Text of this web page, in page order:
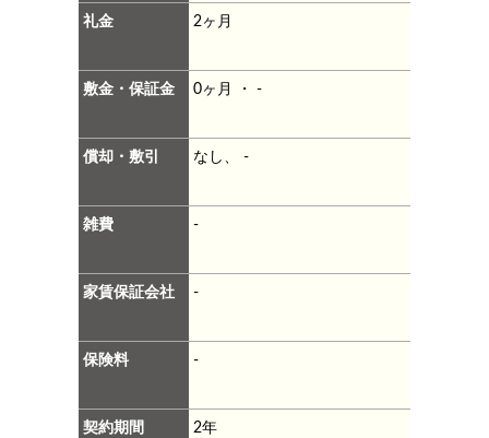
礼金 2ヶ月
敷金・保証金 0ヶ月 ・ -
償却・敷引 なし、 -
雑費 -
家賃保証会社 -
保険料 -
契約期間 2年